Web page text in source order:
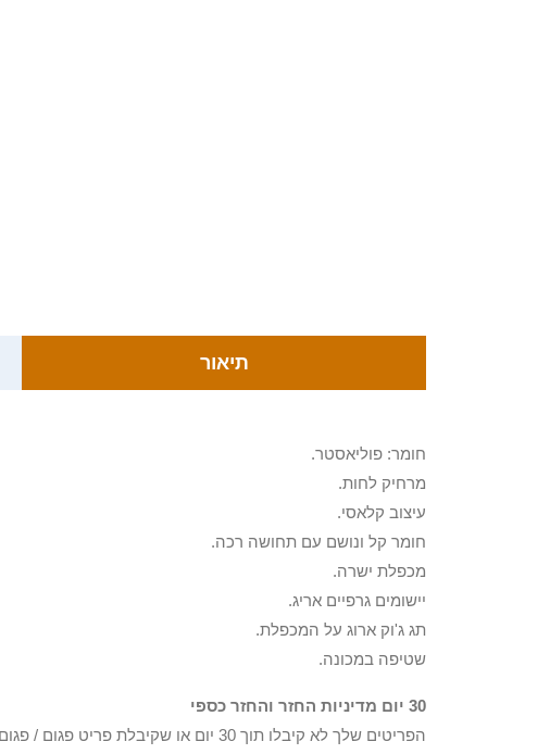
תיאור
חומר: פוליאסטר.
מרחיק לחות.
עיצוב קלאסי.
חומר קל ונושם עם תחושה רכה.
מכפלת ישרה.
יישומים גרפיים אריג.
תג ג'וק ארוג על המכפלת.
שטיפה במכונה.
30 יום מדיניות החזר והחזר כספי
הפריטים שלך לא קיבלו תוך 30 יום